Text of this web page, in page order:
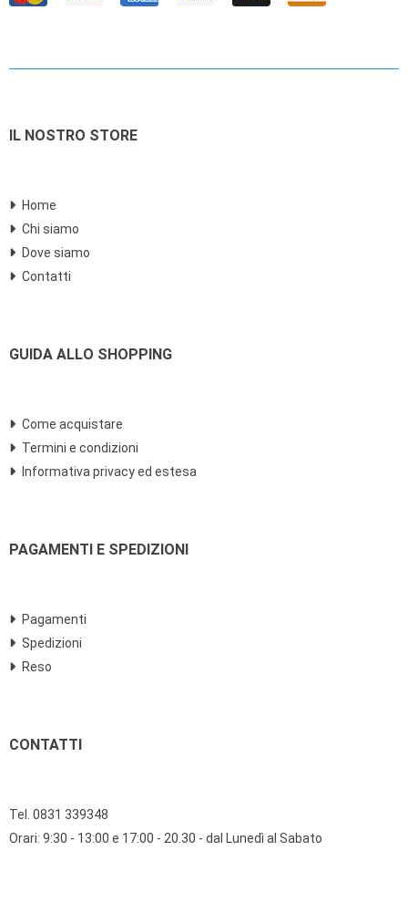
IL NOSTRO STORE
Home
Chi siamo
Dove siamo
Contatti
GUIDA ALLO SHOPPING
Come acquistare
Termini e condizioni
Informativa privacy ed estesa
PAGAMENTI E SPEDIZIONI
Pagamenti
Spedizioni
Reso
CONTATTI
Tel. 0831 339348
Orari: 9:30 - 13:00 e 17:00 - 20.30 - dal Lunedì al Sabato